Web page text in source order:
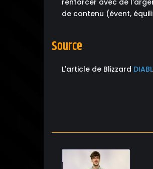
renforcer avec de
de contenu (évent,
Source
L'article de Blizzard